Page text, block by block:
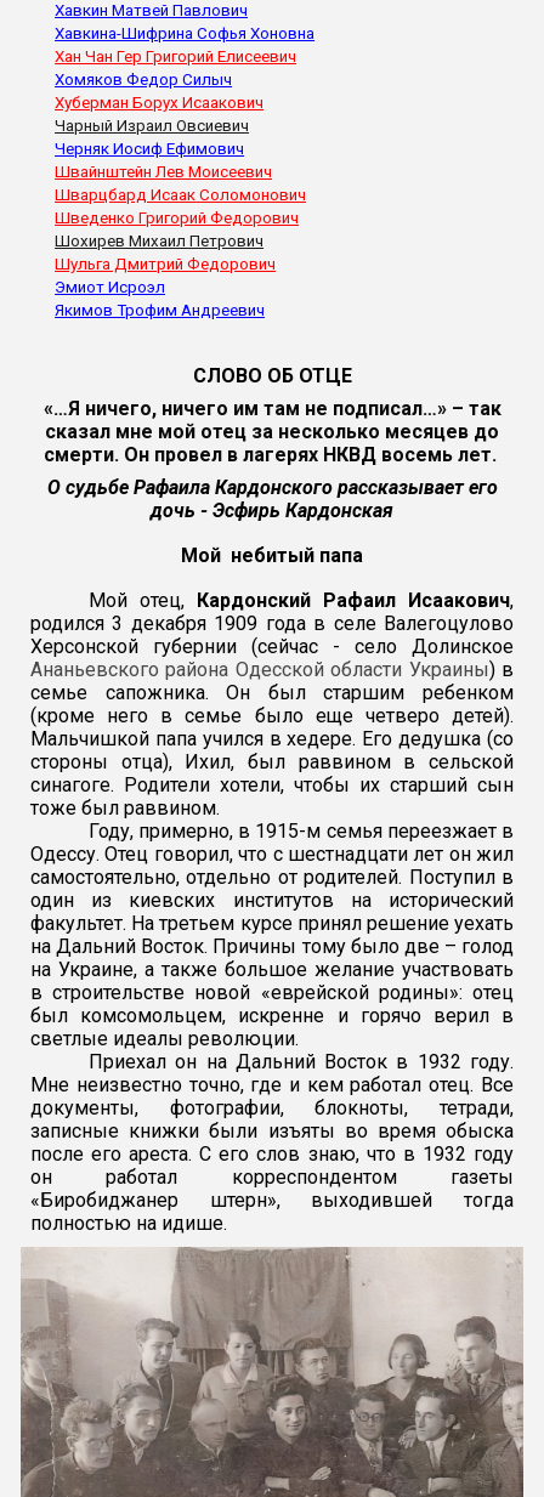
Хавкин Матвей Павлович
Хавкина-Шифрина Софья Хоновна
Хан Чан Гер Григорий Елисеевич
Хомяков Федор Силыч
Хуберман Борух Исаакович
Чарный Израил Овсиевич
Черняк Иосиф Ефимович
Швайнштейн Лев Моисеевич
Шварцбард Исаак Соломонович
Шведенко Григорий Федорович
Шохирев Михаил Петрович
Шульга Дмитрий Федорович
Эмиот Исроэл
Якимов Трофим Андреевич
СЛОВО ОБ ОТЦЕ
«…Я ничего, ничего им там не подписал…» – так
сказал мне мой отец за несколько месяцев до
смерти. Он провел в лагерях НКВД восемь лет.
О судьбе Рафаила Кардонского рассказывает его
дочь - Эсфирь Кардонская
Мой небитый папа
Мой отец,
Кардонский Рафаил Исаакович,
родился 3 декабря 1909 года в селе Валегоцулово
Херсонской губернии (сейчас - село Долинское
Ананьевского района Одесской области Украины) в
семье сапожника. Он был старшим ребенком
(кроме него в семье было еще четверо детей).
Мальчишкой папа учился в хедере. Его дедушка (со
стороны отца), Ихил, был раввином в сельской
синагоге. Родители хотели, чтобы их старший сын
тоже был раввином.
Году, примерно, в 1915-м семья переезжает в
Одессу. Отец говорил, что с шестнадцати лет он жил
самостоятельно, отдельно от родителей. Поступил в
один из киевских институтов на исторический
факультет. На третьем курсе принял решение уехать
на Дальний Восток. Причины тому было две – голод
на Украине, а также большое желание участвовать
в строительстве новой «еврейской родины»: отец
был комсомольцем, искренне и горячо верил в
светлые идеалы революции.
Приехал он на Дальний Восток в 1932 году.
Мне неизвестно точно, где и кем работал отец. Все
документы, фотографии, блокноты, тетради,
записные книжки были изъяты во время обыска
после его ареста. С его слов знаю, что в 1932 году
он работал корреспондентом газеты
«Биробиджанер штерн», выходившей тогда
полностью на идише.